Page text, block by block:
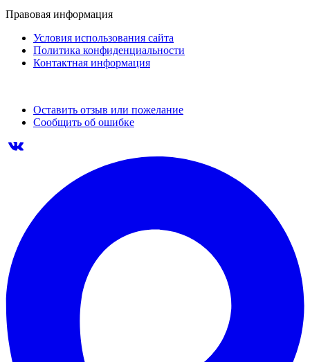
Правовая информация
Условия использования сайта
Политика конфиденциальности
Контактная информация
Оставить отзыв или пожелание
Сообщить об ошибке